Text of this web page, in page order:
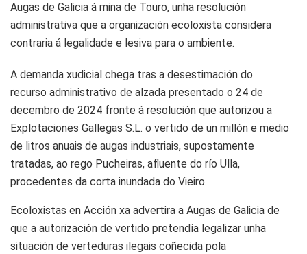
Augas de Galicia á mina de Touro, unha resolución
administrativa que a organización ecoloxista considera
contraria á legalidade e lesiva para o ambiente.
A demanda xudicial chega tras a desestimación do
recurso administrativo de alzada presentado o 24 de
decembro de 2024 fronte á resolución que autorizou a
Explotaciones Gallegas S.L. o vertido de un millón e medio
de litros anuais de augas industriais, supostamente
tratadas, ao rego Pucheiras, afluente do río Ulla,
procedentes da corta inundada do Vieiro.
Ecoloxistas en Acción xa advertira a Augas de Galicia de
que a autorización de vertido pretendía legalizar unha
situación de verteduras ilegais coñecida pola